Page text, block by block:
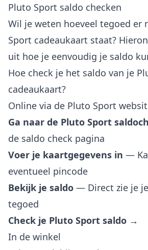
Pluto Sport saldo checken
Wil je weten hoeveel tegoed er
Sport cadeaukaart staat?
uit hoe je eenvoudig je saldo
Hoe check je het saldo van je
cadeaukaart?
Online via de Pluto Sport
Ga naar de Pluto Sport
de saldo check pagina
Voer je kaartgegevens in —
eventueel pincode
Bekijk je saldo — Direct zie je
tegoed
Check je Pluto Sport saldo →
In de winkel